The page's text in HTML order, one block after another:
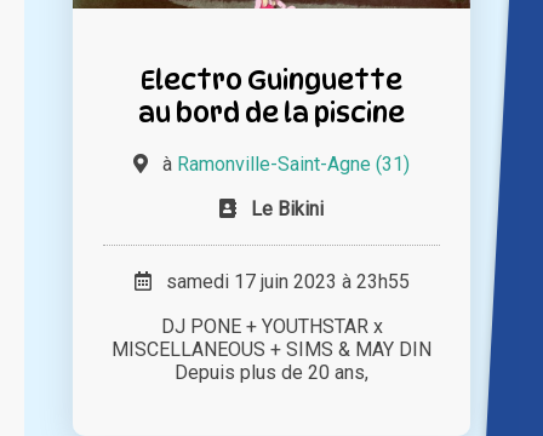
Electro Guinguette
au bord de la piscine
à Ramonville-Saint-Agne (31)
Le Bikini
samedi 17 juin 2023 à 23h55
DJ PONE + YOUTHSTAR x
MISCELLANEOUS + SIMS & MAY DIN
Depuis plus de 20 ans,